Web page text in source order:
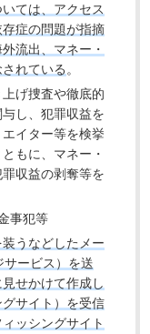
ては、アクセス
症の問題が指摘
流出、マネー・
れている 。
げ捜査や徹底的
し、犯罪収益を
イター等を検挙
もに、マネー・
収益の剥奪等を
事犯等
うなどしたメー
サービス）を送
せかけて作成し
サイト）を受信
ッシングサイト